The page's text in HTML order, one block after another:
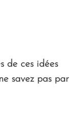
de ces idées
savez pas par